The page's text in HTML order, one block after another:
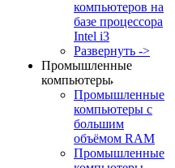
компьютеров на
базе процессора
Intel i3
Развернуть ->
Промышленные
компьютеры
Промышленные
компьютеры с
большим
объёмом RAM
Промышленные